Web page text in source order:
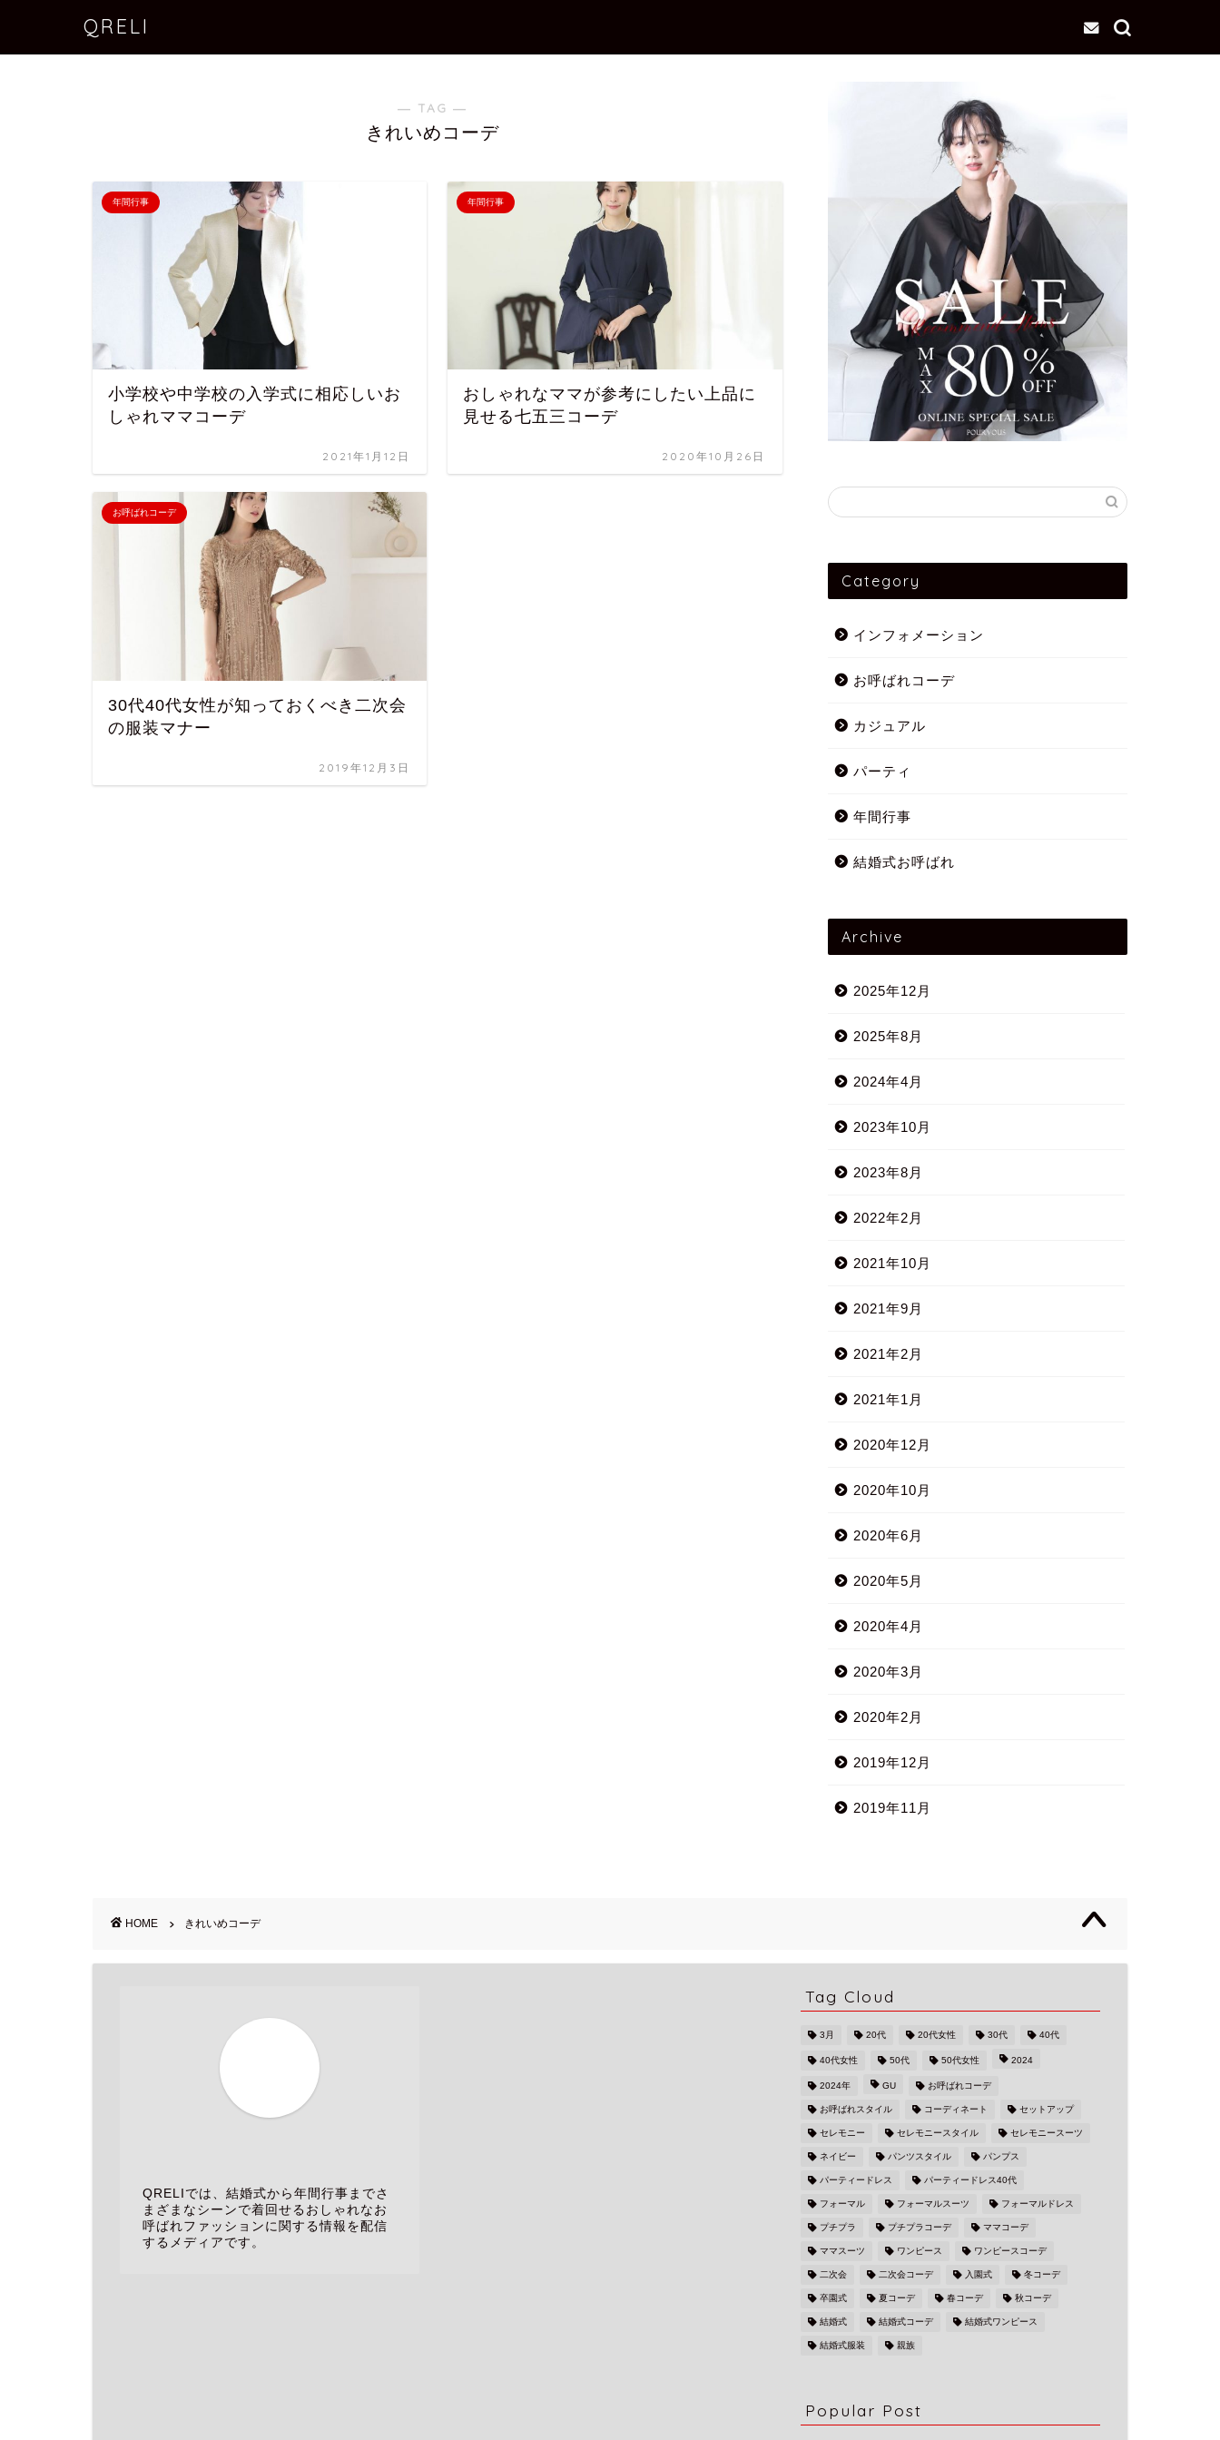
QRELI
― TAG ―
きれいめコーデ
年間行事
小学校や中学校の入学式に相応しいお
しゃれママコーデ
2021年1月12日
年間行事
おしゃれなママが参考にしたい上品に
見せる七五三コーデ
2020年10月26日
お呼ばれコーデ
30代40代女性が知っておくべき二次会
の服装マナー
2019年12月3日
Category
インフォメーション
お呼ばれコーデ
カジュアル
パーティ
年間行事
結婚式お呼ばれ
Archive
2025年12月
2025年8月
2024年4月
2023年10月
2023年8月
2022年2月
2021年10月
2021年9月
2021年2月
2021年1月
2020年12月
2020年10月
2020年6月
2020年5月
2020年4月
2020年3月
2020年2月
2019年12月
2019年11月
HOME きれいめコーデ
QRELIでは、結婚式から年間行事までさ
まざまなシーンで着回せるおしゃれなお
呼ばれファッションに関する情報を配信
するメディアです。
Tag Cloud
3月 20代 20代女性 30代 40代
40代女性 50代 50代女性 2024
2024年 GU お呼ばれコーデ
お呼ばれスタイル コーディネート セットアップ
セレモニー セレモニースタイル セレモニースーツ
ネイビー パンツスタイル パンプス
パーティードレス パーティードレス40代
フォーマル フォーマルスーツ フォーマルドレス
プチプラ プチプラコーデ ママコーデ
ママスーツ ワンピース ワンピースコーデ
二次会 二次会コーデ 入園式 冬コーデ
卒園式 夏コーデ 春コーデ 秋コーデ
結婚式 結婚式コーデ 結婚式ワンピース
結婚式服装 親族
Popular Post